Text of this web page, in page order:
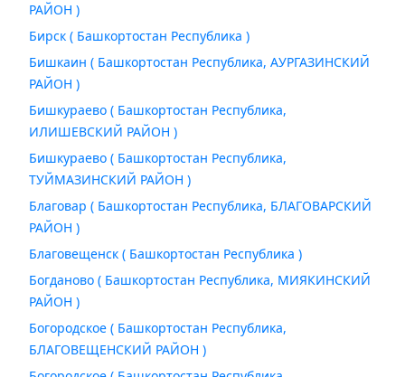
РАЙОН )
Бирск ( Башкортостан Республика )
Бишкаин ( Башкортостан Республика, АУРГАЗИНСКИЙ
РАЙОН )
Бишкураево ( Башкортостан Республика,
ИЛИШЕВСКИЙ РАЙОН )
Бишкураево ( Башкортостан Республика,
ТУЙМАЗИНСКИЙ РАЙОН )
Благовар ( Башкортостан Республика, БЛАГОВАРСКИЙ
РАЙОН )
Благовещенск ( Башкортостан Республика )
Богданово ( Башкортостан Республика, МИЯКИНСКИЙ
РАЙОН )
Богородское ( Башкортостан Республика,
БЛАГОВЕЩЕНСКИЙ РАЙОН )